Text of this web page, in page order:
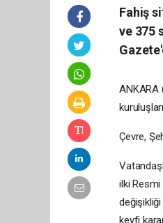
Fahiş
ve 375
ANKARA
Çevre,
ilki Resmi
keyfi